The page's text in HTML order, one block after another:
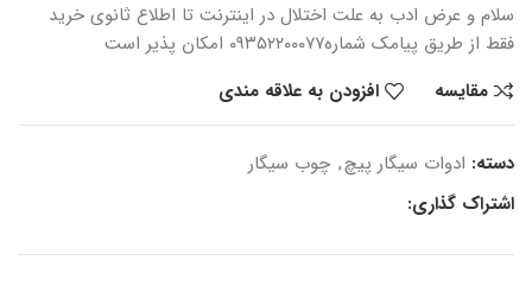
سلام و عرض ادب به علت اختلال در اینترنت تا اطلاع ثانوی خرید
فقط از طریق پیامک شماره۰۹۳۵۲۲۰۰۰۷۷ امکان پذیر است
مقایسه
افزودن به علاقه مندی
دسته: ادوات سیگار پیچ, چوب سیگار
اشتراک گذاری: